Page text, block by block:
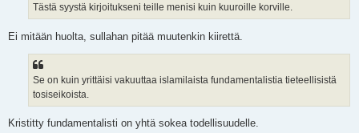
Tästä syystä kirjoitukseni teille menisi kuin kuuroille korville.
Ei mitään huolta, sullahan pitää muutenkin kiirettä.
Se on kuin yrittäisi vakuuttaa islamilaista fundamentalistia tieteellisistä
tosiseikoista.
Kristitty fundamentalisti on yhtä sokea todellisuudelle.